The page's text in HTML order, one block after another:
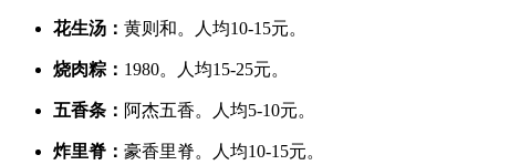
花生汤： 黄则和。人均10-15元。
烧肉粽： 1980。人均15-25元。
五香条： 阿杰五香。人均5-10元。
炸里脊： 豪香里脊。人均10-15元。